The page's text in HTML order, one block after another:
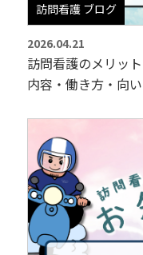
訪問看護 ブログ
2026.04.21
訪問看護のメリッ
内容・働き方・向